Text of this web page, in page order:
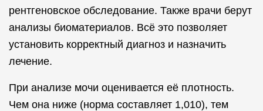
рентгеновское обследование. Также врачи берут
анализы биоматериалов. Всё это позволяет
установить корректный диагноз и назначить
лечение.
При анализе мочи оценивается её плотность.
Чем она ниже (норма составляет 1,010), тем